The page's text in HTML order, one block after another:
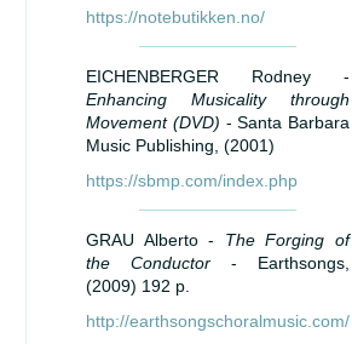
https://notebutikken.no/
EICHENBERGER Rodney -
Enhancing Musicality through
Movement (DVD) - Santa Barbara
Music Publishing, (2001)
https://sbmp.com/index.php
GRAU Alberto - The Forging of
the Conductor - Earthsongs,
(2009) 192 p.
http://earthsongschoralmusic.com/